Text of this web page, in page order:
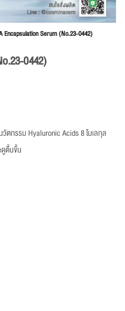
Encapsulation Serum (No.23-0442)
0442)
ตกรรม Hyaluronic Acids 8 โมเลกุล
ตื้นขึ้น